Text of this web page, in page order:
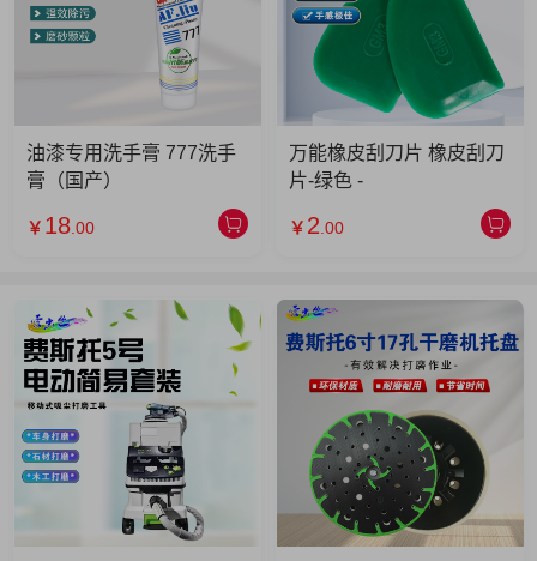
油漆专用洗手膏 777洗手
膏（国产）
￥ 18 .00
万能橡皮刮刀片 橡皮刮刀
片-绿色 -
￥ 2 .00